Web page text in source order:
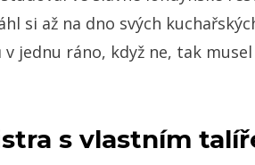
si až na dno svých
jednu ráno, když ne, tak
s vlastním